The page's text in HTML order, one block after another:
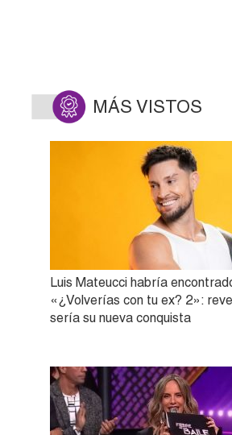
MÁS VISTOS
Luis Mateucci habría
«¿Volverías con tu ex? 2»:
sería su nueva conquista